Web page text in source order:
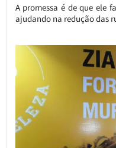
A promessa é de que ele
ajudando na redução das